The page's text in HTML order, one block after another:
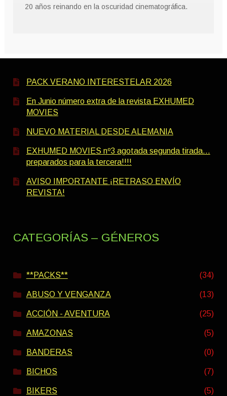
20 años reinando en la oscuridad cinematográfica.
PACK VERANO INTERESTELAR 2026
En Junio número extra de la revista EXHUMED
MOVIES
NUEVO MATERIAL DESDE ALEMANIA
EXHUMED MOVIES nº3 agotada segunda tirada…
preparados para la tercera!!!!
AVISO IMPORTANTE ¡RETRASO ENVÍO
REVISTA!
CATEGORÍAS – GÉNEROS
**PACKS** (34)
ABUSO Y VENGANZA (13)
ACCIÓN - AVENTURA (25)
AMAZONAS (5)
BANDERAS (0)
BICHOS (7)
BIKERS (5)